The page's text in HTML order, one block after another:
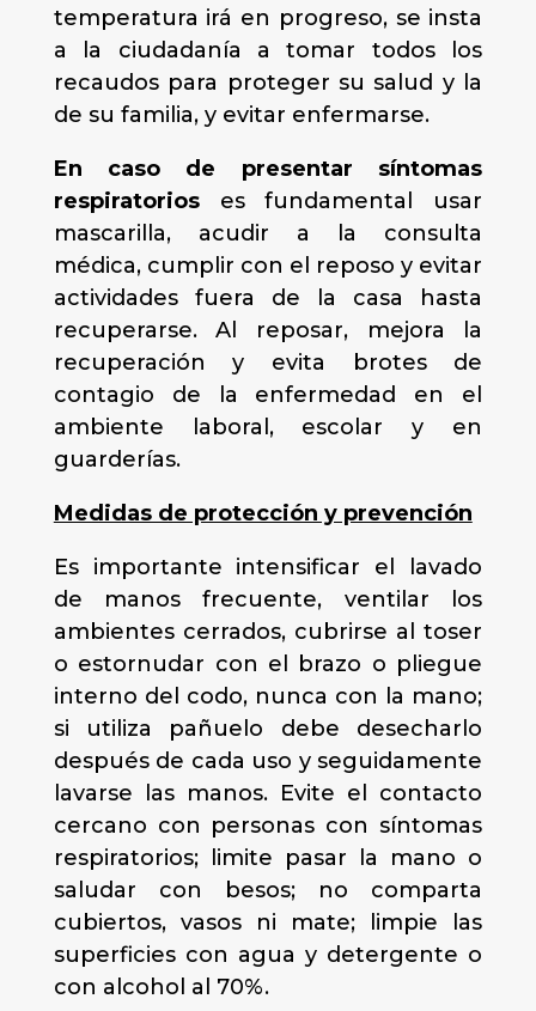
temperatura irá en progreso, se insta
a la ciudadanía a tomar todos los
recaudos para proteger su salud y la
de su familia, y evitar enfermarse.
En caso de presentar síntomas
respiratorioses fundamental usar
mascarilla, acudir a la consulta
médica, cumplir con el reposo y evitar
actividades fuera de la casa hasta
recuperarse. Al reposar, mejora la
recuperación y evita brotes de
contagio de la enfermedad en el
ambiente laboral, escolar y en
guarderías.
Medidas de protección y prevención
Es importante intensificar el lavado
de manos frecuente, ventilar los
ambientes cerrados, cubrirse al toser
o estornudar con el brazo o pliegue
interno del codo, nunca con la mano;
si utiliza pañuelo debe desecharlo
después de cada uso y seguidamente
lavarse las manos. Evite el contacto
cercano con personas con síntomas
respiratorios; limite pasar la mano o
saludar con besos; no comparta
cubiertos, vasos ni mate; limpie las
superficies con agua y detergente o
con alcohol al 70%.